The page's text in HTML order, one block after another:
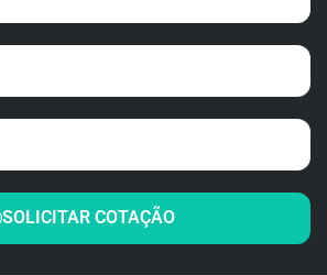
SOLICITAR COTAÇÃO